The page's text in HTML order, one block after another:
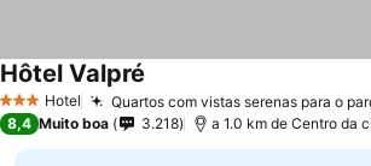
3 EstrelasHotel Quartos com vistas serenas para o
Hôtel Valpré
8,4 Muito boa 3.218 a 1.0 km de Centro da